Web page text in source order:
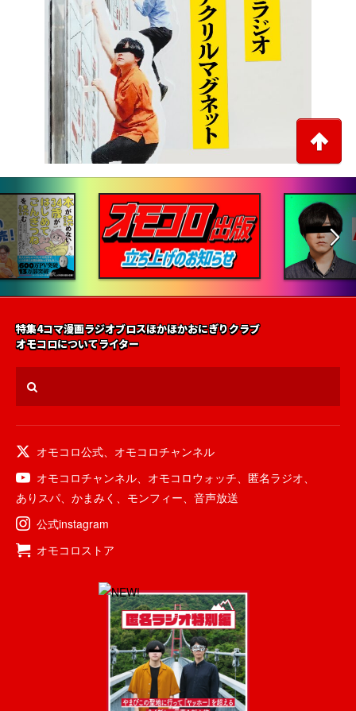
特集4コマ漫画ラジオブロスほかほかおにぎりクラブ
オモコロについてライター
オモコロ公式
オモコロチャンネル
オモコロチャンネル
オモコロウォッチ 匿名ラジオ
ありスパ
かまみく モンフィー
音声放送
公式instagram
オモコロストア